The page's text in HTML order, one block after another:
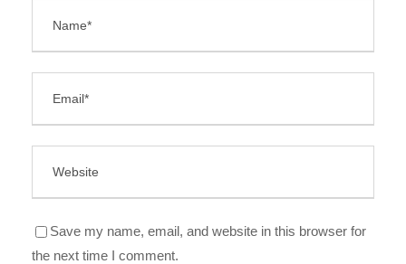
Save my name, email, and website in this browser for
the next time I comment.